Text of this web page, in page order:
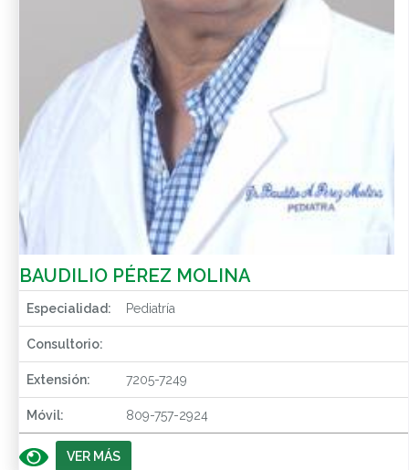
BAUDILIO PÉREZ MOLINA
Especialidad: Pediatría
Consultorio:
Extensión: 7205-7249
Móvil: 809-757-2924
VER MÁS